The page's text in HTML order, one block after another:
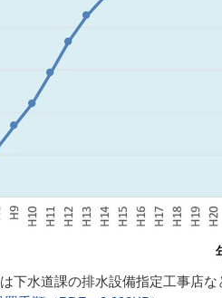
下水道課の排水設備指定工事店